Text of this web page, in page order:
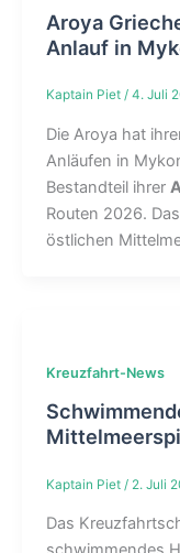
Aroya
Anlauf in
Kaptain Piet / 4. Juli
Die Aroya hat
Anläufen in
Bestandteil ihrer
Routen 2026.
östlichen
Kreuzfahrt-News
Kaptain Piet / 2. Juli
Das